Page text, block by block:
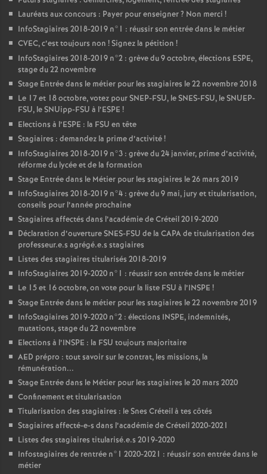
Lauréats aux concours : Payer pour enseigner? Non merci !
InfoStagiaires 2018-2019 n°1 : réussir son entrée dans le métier
CVEC, c’est toujours non ! Signez la pétition !
InfoStagiaires 2018-2019 n°2 : grève du 9 octobre, élections ESPE,
stage du 22 novembre
Stage Entrée dans le métier pour les stagiaires le 22 novembre 2018
Le 17 et 18 octobre, votez pourSNEP-FSU, leSNES-FSU, leSNUEP-
FSU, le SNUipp-FSU à l’ESPE !
Elections à l’ESPE : la FSU en tête
Stagiaires : demandez la prime d’activité!
InfoStagiaires 2018-2019 n°3 : grève du 24 janvier, prime d’activité,
réforme du lycée et de la formation
Stage Entrée dans le Métier pour les stagiaires le 26 mars 2019
InfoStagiaires 2018-2019 n°4 : grève du 9 mai, jury et titularisation,
conseils pour l’année prochaine
Stagiaires affectés dans l’académie de Créteil 2019-2020
Déclaration d’ouvertureSNES-FSU de la CAPAde titularisation des
professeur.e.s agrégé.e.s stagiaires
Listes des stagiaires titularisés 2018-2019
InfoStagiaires 2019-2020 n°1 : réussir son entrée dans le métier
Le 15 et 16 octobre, on vote pour la liste FSU à l’INSPE !
Stage Entrée dans le métier pour les stagiaires le 22 novembre 2019
InfoStagiaires 2019-2020 n°2 : élections INSPE, indemnités,
mutations, stage du 22 novembre
Elections à l’INSPE : la FSU toujours majoritaire
AED prépro : tout savoir sur le contrat, les missions, la
rémunération...
Stage Entrée dans le Métier pour les stagiaires le 20 mars 2020
Confinement et titularisation
Titularisation des stagiaires : le Snes Créteil à tes côtés
Stagiaires affecté-e-s dans l’académie de Créteil 2020-2021
Listes des stagiaires titularisé.e.s 2019-2020
Infostagiaires de rentrée n°1 2020-2021 : réussir son entrée dans le
métier